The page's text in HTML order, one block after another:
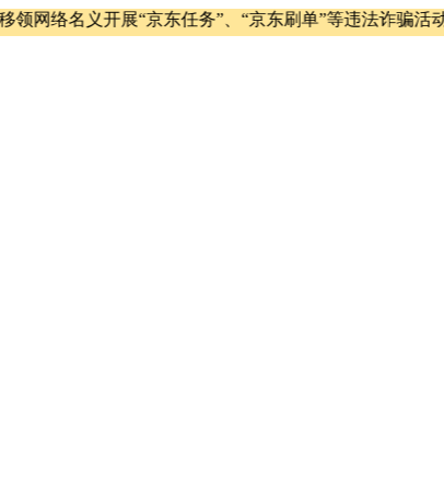
名义开展“京东任务”、“京东刷单”等违法诈骗活动